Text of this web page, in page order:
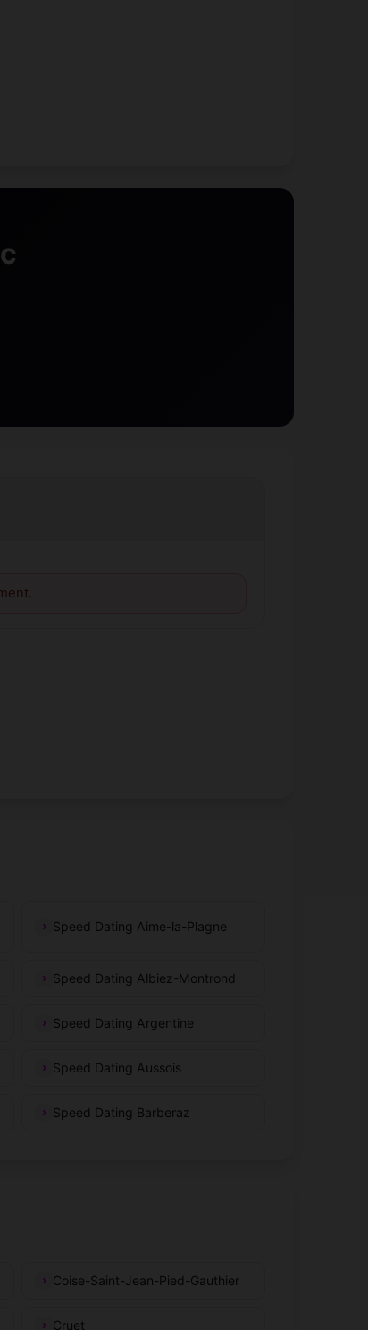
Speed Dating Aime-la-Plagne
Speed Dating Albiez-Montrond
Speed Dating Argentine
Speed Dating Aussois
Speed Dating Barberaz
Coise-Saint-Jean-Pied-Gauthier
Cruet